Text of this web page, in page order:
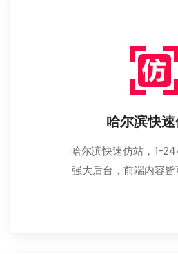
哈尔滨快
哈尔滨快速仿站，1-
强大后台，前端内容